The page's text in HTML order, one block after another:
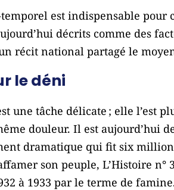
est indispensable
décrits comme des
récit national partagé le
le déni
une tâche délicate ; elle l’est
douleur. Il est aujourd’hui
dramatique qui fit six
son peuple, L’Histoire n°
à 1933 par le terme de